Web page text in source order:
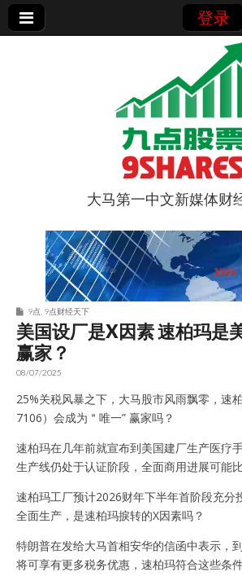
登录
9点股票
大马第一中文新媒体财
9点 9点财经天下
美国设厂是X因素 速柏玛是
赢家？
08/07/2025
25%关税风暴之下，大马股市风雨飘零，速
7106）会成为＂唯一” 赢家吗？
速柏玛在几年前就宣布到美国建厂生产医疗
生产线仍处于认证阶段，全面商用进展可能比
速柏玛工厂预计2026财年下半年首阶段充分
全面生产，是速柏玛捩转的X因素吗？
特朗普在发给大马首相安华的信函中表示，
将可享有更多税务优惠，速柏玛符合这些条